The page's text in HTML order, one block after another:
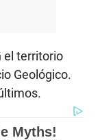
el territorio
Geológico.